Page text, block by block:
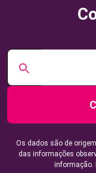
Os dados são de
das informações
informação.